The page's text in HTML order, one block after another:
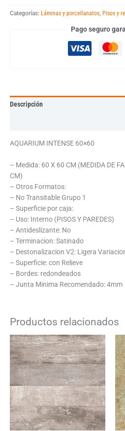
Categorías: Láminas y porcellanatos, Pisos y
Pago seguro
Descripción
AQUARIUM INTENSE 60×60
– Medida: 60 X 60 CM (MEDIDA DE
CM)
– Otros Formatos:
– No Transitable Grupo 1
– Superficie por caja:
– Uso: Interno (PISOS Y PAREDES)
– Antideslizante: No
– Terminacion: Satinado
– Destonalizacion V2: Ligera
– Superficie: con Relieve
– Bordes: redondeados
– Junta Minima Recomendado: 4mm
Productos relacionados